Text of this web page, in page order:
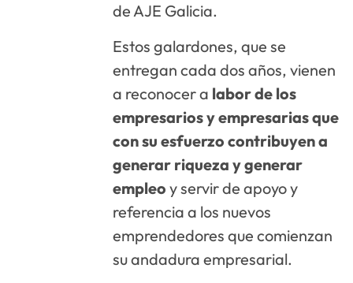
de AJE Galicia.
Estos galardones, que se
entregan cada dos años, vienen
a reconocer a labor de los
empresarios y empresarias que
con su esfuerzo contribuyen a
generar riqueza y generar
empleo y servir de apoyo y
referencia a los nuevos
emprendedores que comienzan
su andadura empresarial.